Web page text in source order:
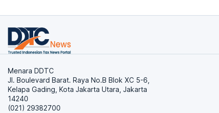
Menara DDTC
Jl. Boulevard Barat. Raya No.B Blok XC 5-6,
Kelapa Gading, Kota Jakarta Utara, Jakarta
14240
(021) 29382700